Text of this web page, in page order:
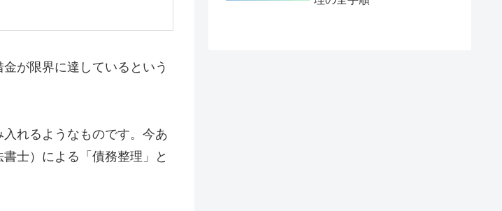
が限界に達しているという
れるようなものです。今あ
士）による「債務整理」と